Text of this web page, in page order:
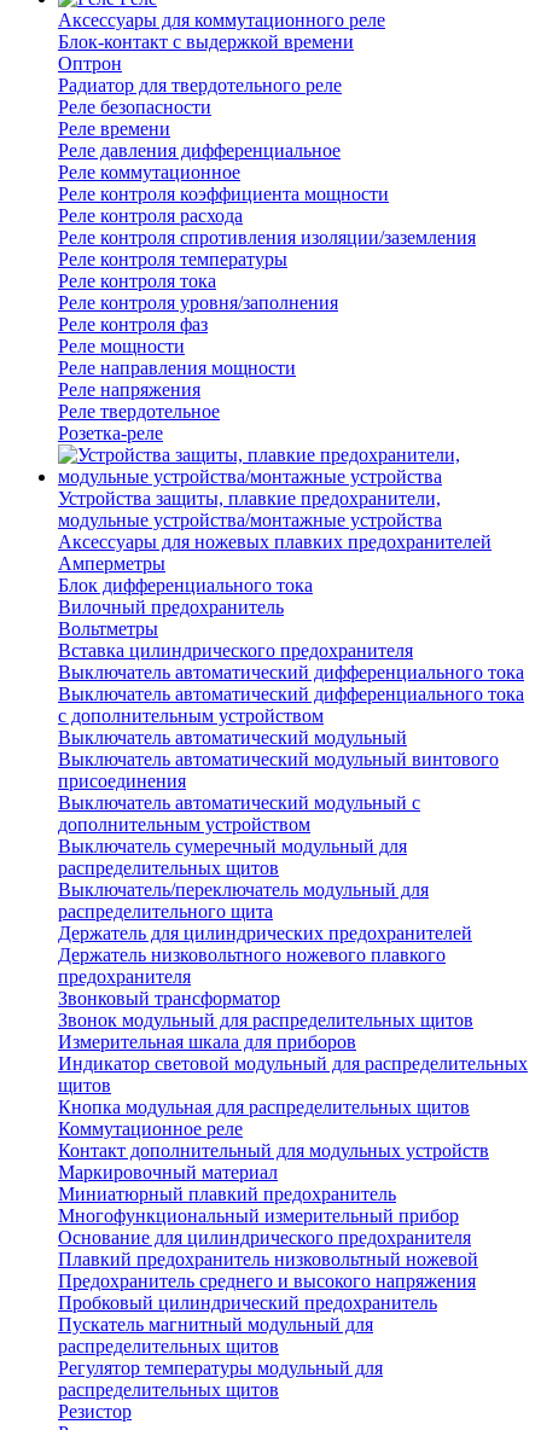
Аксессуары для коммутационного реле
Блок-контакт с выдержкой времени
Оптрон
Радиатор для твердотельного реле
Реле безопасности
Реле времени
Реле давления дифференциальное
Реле коммутационное
Реле контроля коэффициента мощности
Реле контроля расхода
Реле контроля спротивления изоляции/заземления
Реле контроля температуры
Реле контроля тока
Реле контроля уровня/заполнения
Реле контроля фаз
Реле мощности
Реле направления мощности
Реле напряжения
Реле твердотельное
Розетка-реле
Устройства защиты, плавкие предохранители,
модульные устройства/монтажные устройства
Аксессуары для ножевых плавких предохранителей
Амперметры
Блок дифференциального тока
Вилочный предохранитель
Вольтметры
Вставка цилиндрического предохранителя
Выключатель автоматический дифференциального тока
Выключатель автоматический дифференциального тока
с дополнительным устройством
Выключатель автоматический модульный
Выключатель автоматический модульный винтового
присоединения
Выключатель автоматический модульный с
дополнительным устройством
Выключатель сумеречный модульный для
распределительных щитов
Выключатель/переключатель модульный для
распределительного щита
Держатель для цилиндрических предохранителей
Держатель низковольтного ножевого плавкого
предохранителя
Звонковый трансформатор
Звонок модульный для распределительных щитов
Измерительная шкала для приборов
Индикатор световой модульный для распределительных
щитов
Кнопка модульная для распределительных щитов
Коммутационное реле
Контакт дополнительный для модульных устройств
Маркировочный материал
Миниатюрный плавкий предохранитель
Многофункциональный измерительный прибор
Основание для цилиндрического предохранителя
Плавкий предохранитель низковольтный ножевой
Предохранитель среднего и высокого напряжения
Пробковый цилиндрический предохранитель
Пускатель магнитный модульный для
распределительных щитов
Регулятор температуры модульный для
распределительных щитов
Резистор